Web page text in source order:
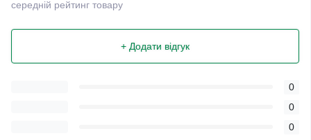
середній рейтинг товару
+ Додати відгук
0
0
0